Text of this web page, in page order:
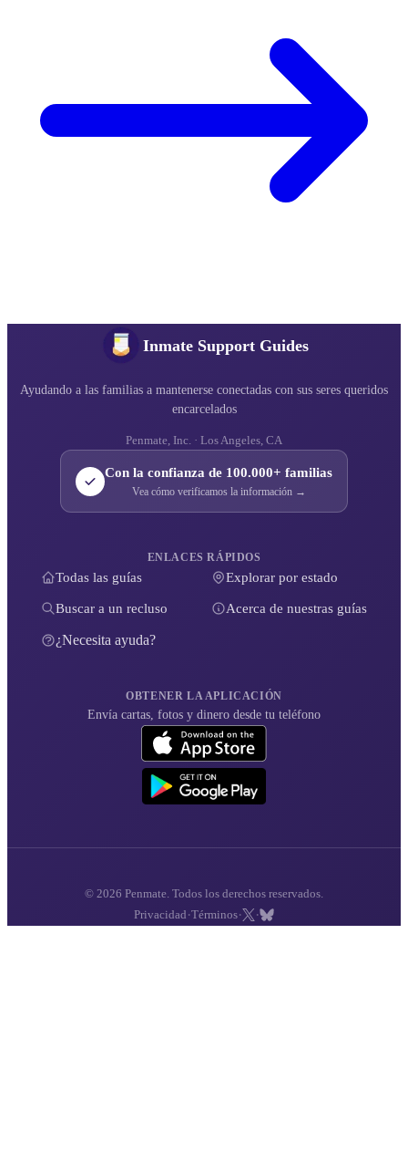
Inmate Support Guides
Ayudando a las familias a mantenerse conectadas con sus seres queridos
encarcelados
Penmate, Inc. · Los Angeles, CA
Con la confianza de 100.000+ familias
Vea cómo verificamos la información →
ENLACES RÁPIDOS
Todas las guías Explorar por estado
Buscar a un recluso Acerca de nuestras guías
¿Necesita ayuda?
OBTENER LA APLICACIÓN
Envía cartas, fotos y dinero desde tu teléfono
© 2026 Penmate. Todos los derechos reservados.
Privacidad ·Términos· ·